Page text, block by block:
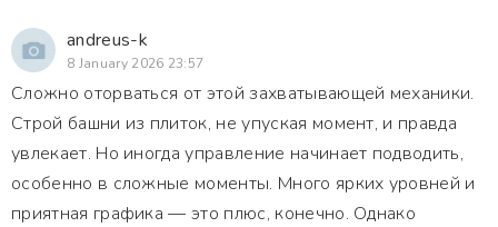
andreus-k
8 January 2026 23:57
Сложно оторваться от этой захватывающей механики.
Строй башни из плиток, не упуская момент, и правда
увлекает. Но иногда управление начинает подводить,
особенно в сложные моменты. Много ярких уровней и
приятная графика — это плюс, конечно. Однако